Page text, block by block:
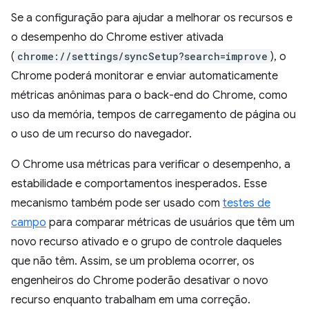
Se a configuração para ajudar a melhorar os recursos e
o desempenho do Chrome estiver ativada
( chrome://settings/syncSetup?search=improve ), o
Chrome poderá monitorar e enviar automaticamente
métricas anônimas para o back-end do Chrome, como
uso da memória, tempos de carregamento de página ou
o uso de um recurso do navegador.
O Chrome usa métricas para verificar o desempenho, a
estabilidade e comportamentos inesperados. Esse
mecanismo também pode ser usado com testes de
campo para comparar métricas de usuários que têm um
novo recurso ativado e o grupo de controle daqueles
que não têm. Assim, se um problema ocorrer, os
engenheiros do Chrome poderão desativar o novo
recurso enquanto trabalham em uma correção.